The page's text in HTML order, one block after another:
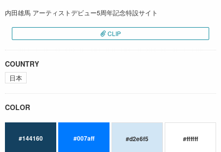
内田雄馬 アーティストデビュー5周年記念特設サイト
CLIP
COUNTRY
日本
COLOR
#144160 #007aff #d2e6f5 #ffffff